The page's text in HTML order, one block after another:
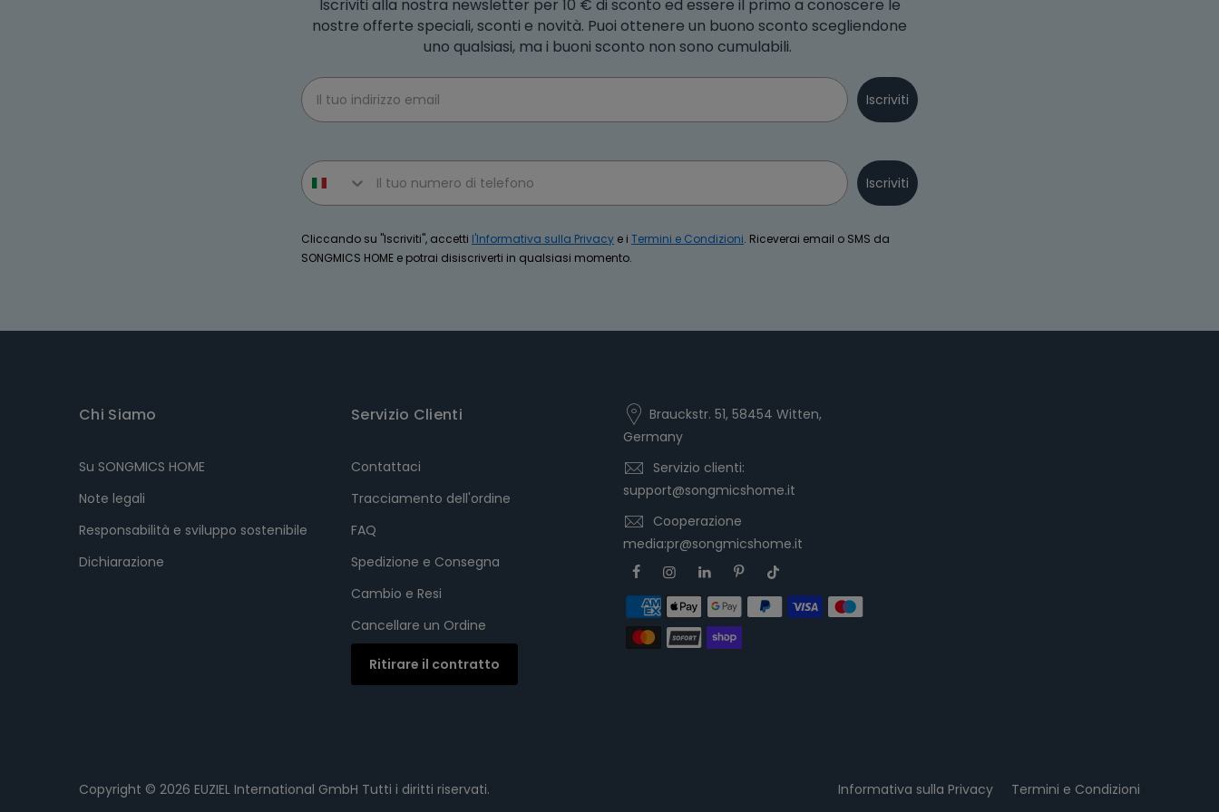
Iscriviti alla nostra newsletter per 10 € di sconto ed essere il primo a conoscere le
nostre offerte speciali, sconti e novità. Puoi ottenere un buono sconto scegliendone
uno qualsiasi, ma i buoni sconto non sono cumulabili.
Email
Iscriviti
Phone number
Iscriviti
Cliccando su "Iscriviti", accetti l'Informativa sulla Privacy e i Termini e Condizioni. Riceverai email o SMS da
SONGMICS HOME e potrai disiscriverti in qualsiasi momento.
Chi Siamo
Su SONGMICS HOME
Note legali
Responsabilità e sviluppo sostenibile
Dichiarazione
Servizio Clienti
Contattaci
Tracciamento dell'ordine
FAQ
Spedizione e Consegna
Cambio e Resi
Cancellare un Ordine
Ritirare il contratto
Brauckstr. 51, 58454 Witten,
Germany
Servizio clienti:
support@songmicshome.it
Cooperazione
media:pr@songmicshome.it
Copyright © 2026 EUZIEL International GmbH Tutti i diritti riservati. Informativa sulla Privacy Termini e Condizioni